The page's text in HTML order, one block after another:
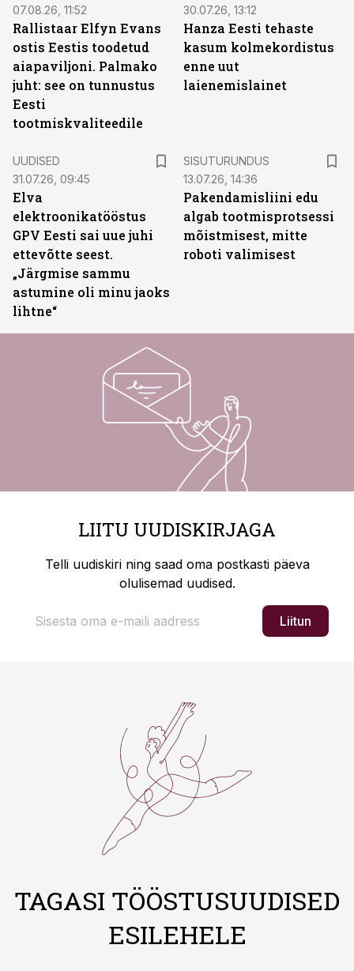
07.08.26, 11:52
Rallistaar Elfyn Evans
ostis Eestis toodetud
aiapaviljoni. Palmako
juht: see on tunnustus
Eesti
tootmiskvaliteedile
30.07.26, 13:12
Hanza Eesti tehaste
kasum kolmekordistus
enne uut
laienemislainet
UUDISED
31.07.26, 09:45
Elva
elektroonikatööstus
GPV Eesti sai uue juhi
ettevõtte seest.
„Järgmise sammu
astumine oli minu jaoks
lihtne“
SISUTURUNDUS
13.07.26, 14:36
Pakendamisliini edu
algab tootmisprotsessi
mõistmisest, mitte
roboti valimisest
LIITU UUDISKIRJAGA
Telli uudiskiri ning saad oma postkasti päeva
olulisemad uudised.
Liitun
TAGASI TÖÖSTUSUUDISED
ESILEHELE